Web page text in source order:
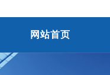
网站首页